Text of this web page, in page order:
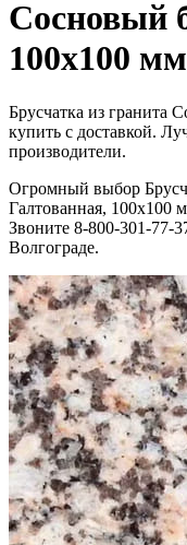
Сосновый
100х100
Брусчатка из гранита
купить с доставкой.
производители.
Огромный выбор
Галтованная, 100х100
Звоните 8-800-301-
Волгограде.